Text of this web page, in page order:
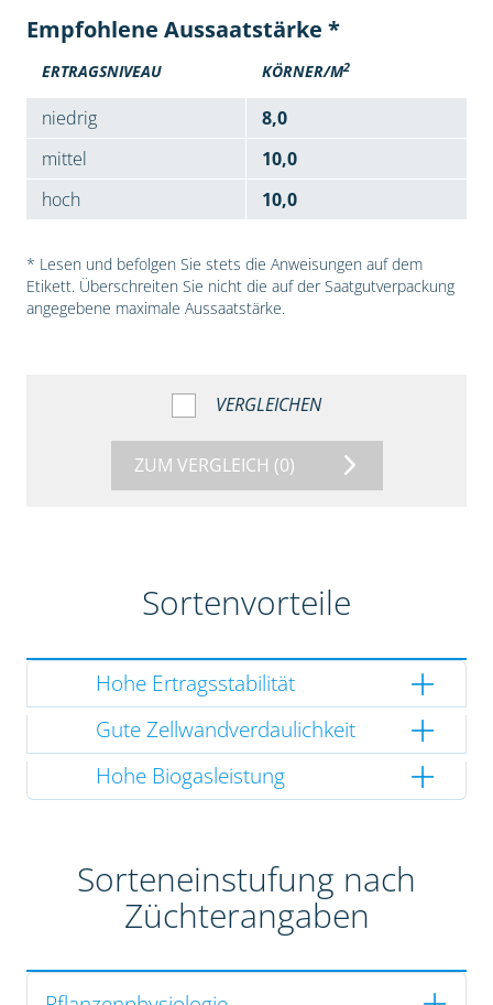
Empfohlene Aussaatstärke *
ERTRAGSNIVEAU KÖRNER/M2
niedrig
8,0
mittel
10,0
hoch
10,0
* Lesen und befolgen Sie stets die Anweisungen auf dem
Etikett. Überschreiten Sie nicht die auf der Saatgutverpackung
angegebene maximale Aussaatstärke.
VERGLEICHEN
ZUM VERGLEICH (0)
Sortenvorteile
Hohe Ertragsstabilität
Gute Zellwandverdaulichkeit
Hohe Biogasleistung
Sorteneinstufung nach
Züchterangaben